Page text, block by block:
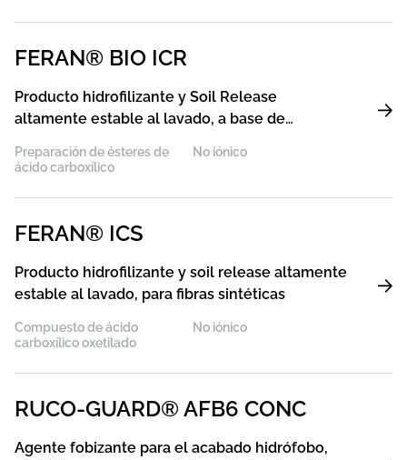
FERAN® BIO ICR
Producto hidrofilizante y Soil Release
altamente estable al lavado, a base de
Preparación de ésteres de
ácido carboxílico
No iónico
FERAN® ICS
Producto hidrofilizante y soil release altamente
estable al lavado, para fibras sintéticas
Compuesto de ácido
carboxílico oxetilado
No iónico
RUCO-GUARD® AFB6 CONC
Agente fobizante para el acabado hidrófobo,